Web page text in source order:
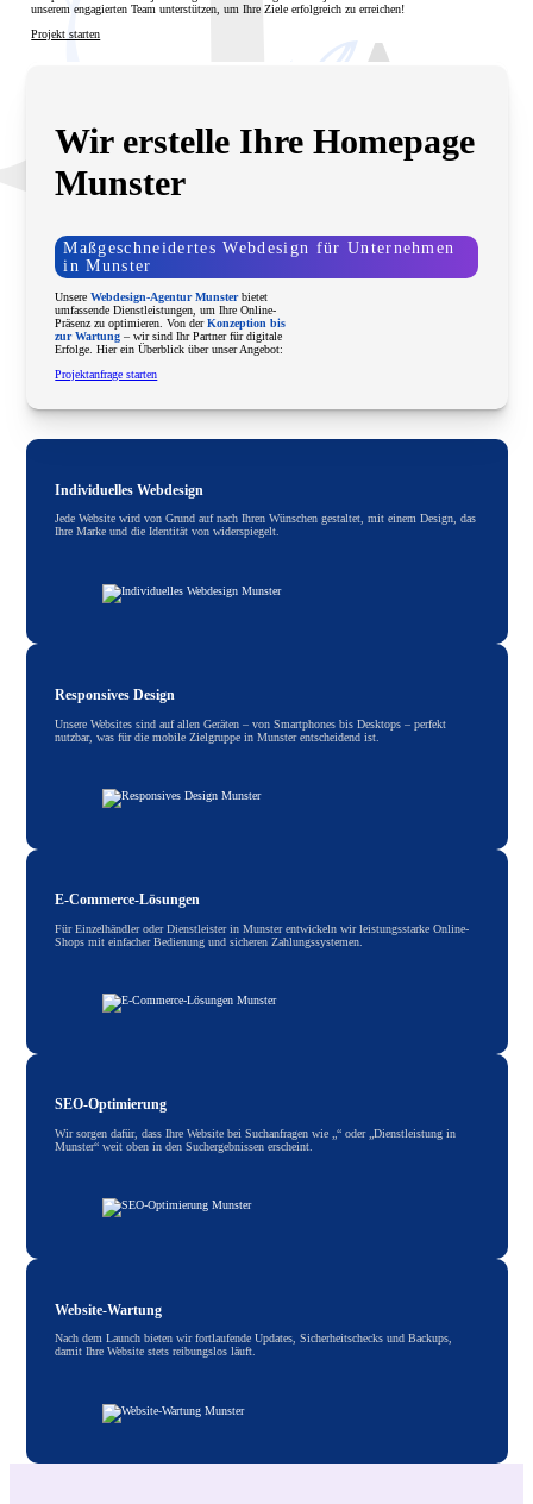
unserem engagierten Team unterstützen, um Ihre Ziele erfolgreich zu erreichen!
Projekt starten
Wir erstelle Ihre Homepage
Munster
Maßgeschneidertes Webdesign für Unternehmen
in Munster
UnsereWebdesign-Agentur Munsterbietet
umfassende Dienstleistungen, um Ihre Online-
Präsenz zu optimieren. Von derKonzeption bis
zur Wartung – wir sind Ihr Partner für digitale
Erfolge. Hier ein Überblick über unser Angebot:
Projektanfrage starten
Individuelles Webdesign
Jede Website wird von Grund auf nach Ihren Wünschen gestaltet, mit einem Design, das
Ihre Marke und die Identität von widerspiegelt.
Responsives Design
Unsere Websites sind auf allen Geräten – von Smartphones bis Desktops – perfekt
nutzbar, was für die mobile Zielgruppe in Munster entscheidend ist.
E-Commerce-Lösungen
Für Einzelhändler oder Dienstleister in Munster entwickeln wir leistungsstarke Online-
Shops mit einfacher Bedienung und sicheren Zahlungssystemen.
SEO-Optimierung
Wir sorgen dafür, dass Ihre Website bei Suchanfragen wie „“ oder „Dienstleistung in
Munster“ weit oben in den Suchergebnissen erscheint.
Website-Wartung
Nach dem Launch bieten wir fortlaufende Updates, Sicherheitschecks und Backups,
damit Ihre Website stets reibungslos läuft.